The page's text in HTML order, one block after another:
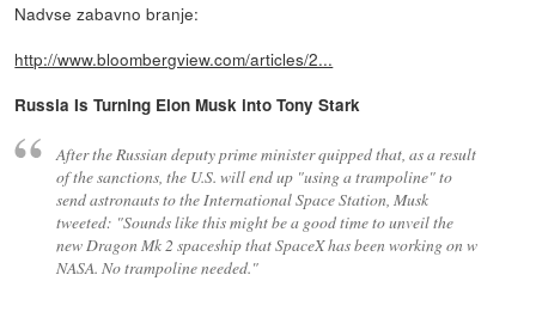
Nadvse zabavno branje:
http://www.bloombergview.com/articles/2...
Russia Is Turning Elon Musk into Tony Stark
After the Russian deputy prime minister quipped that, as a result
of the sanctions, the U.S. will end up "using a trampoline" to
send astronauts to the International Space Station, Musk
tweeted: "Sounds like this might be a good time to unveil the
new Dragon Mk 2 spaceship that SpaceX has been working on w
NASA. No trampoline needed."